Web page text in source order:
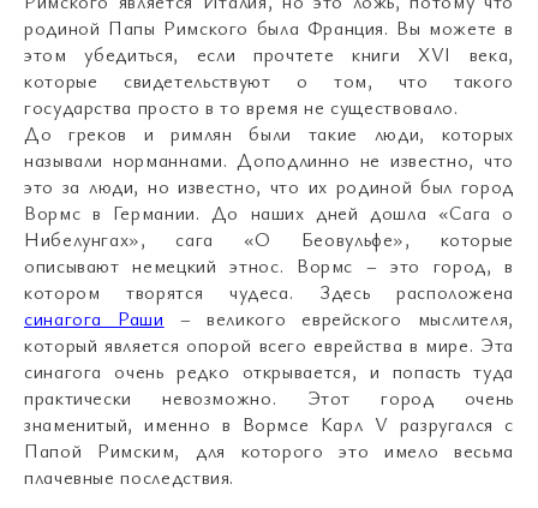
родиной Папы Римского была Франция. Вы можете в
этом убедиться, если прочтете книги XVI века,
которые свидетельствуют о том, что такого
государства просто в то время не существовало.
До греков и римлян были такие люди, которых
называли норманнами. Доподлинно не известно, что
это за люди, но известно, что их родиной был город
Вормс в Германии. До наших дней дошла «Сага о
Нибелунгах», сага «О Беовульфе», которые
описывают немецкий этнос. Вормс – это город, в
котором творятся чудеса. Здесь расположена
синагога Раши
– великого еврейского мыслителя,
который является опорой всего еврейства в мире. Эта
синагога очень редко открывается, и попасть туда
практически невозможно. Этот город очень
знаменитый, именно в Вормсе Карл V разругался с
Папой Римским, для которого это имело весьма
плачевные последствия.